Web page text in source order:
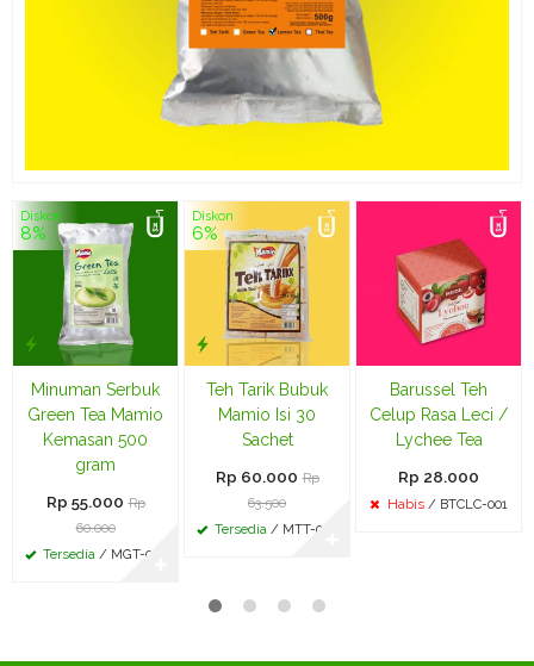
Diskon
8%
Minuman Serbuk
Green Tea Mamio
Kemasan 500
gram
Rp 55.000 Rp
60.000
Tersedia / MGT-003
Diskon
6%
Teh Tarik Bubuk
Mamio Isi 30
Sachet
Rp 60.000 Rp
63.500
Tersedia / MTT-002
Barussel Teh
Celup Rasa Leci /
Lychee Tea
Rp 28.000
Habis / BTCLC-001